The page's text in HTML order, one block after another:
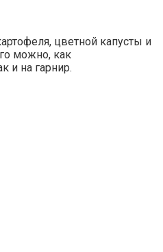
цветной капусты и
можно, как
и на гарнир.